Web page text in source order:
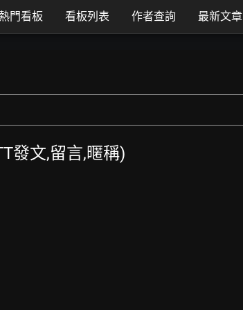
熱門看板 看板列表 作者查詢 最新文章
發文,留言,暱稱)